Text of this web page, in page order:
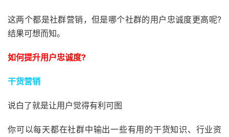
这两个都是社群营销，但是哪个社群的用户忠诚度更高呢?
结果可想而知。
如何提升用户忠诚度?
干货营销
说白了就是让用户觉得有利可图
你可以每天都在社群中输出一些有用的干货知识、行业资